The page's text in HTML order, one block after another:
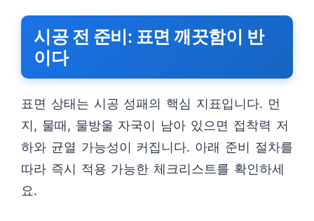
시공 전 준비: 표면 깨끗함이 반
이다
표면 상태는 시공 성패의 핵심 지표입니다. 먼
지, 물때, 물방울 자국이 남아 있으면 접착력 저
하와 균열 가능성이 커집니다. 아래 준비 절차를
따라 즉시 적용 가능한 체크리스트를 확인하세
요.